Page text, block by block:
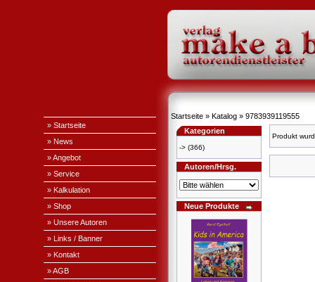
» Startseite
» News
» Angebot
» Service
» Kalkulation
» Shop
» Unsere Autoren
» Links / Banner
» Kontakt
» AGB
Startseite » Katalog » 9783939119555
Kategorien
-> (366)
Autoren/Hrsg.
Neue Produkte
Produkt